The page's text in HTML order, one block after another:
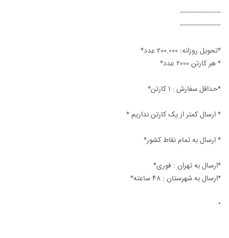
--------------------
--------------------
*تحویل روزانه: ۲۰۰.۰۰۰ عدد*
* هر کارتن ۲۰۰۰ عدد*
*حداقل سفارش : ۱ کارتن*
* ارسال کمتر از یک کارتن نداریم *
* ارسال به تمام نقاط کشور*
*ارسال به تهران : فوری*
*ارسال به شهرستان : 48 ساعته*
•